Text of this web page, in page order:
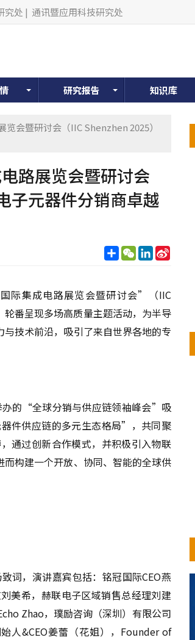
究处 | 通讯暨应用科技研究处
研究报告 知识库
会暨研讨会（IIC Shenzhen 2025）
路展览会暨研讨会
子元器件分销商卓越
分
享
WeChatLinkedIn
Sina
际集成电路展览会暨研讨会”（IIC
番呈现多场高质量主题活动，为半导
技术前沿，吸引了来自世界各地的专
办的“全球分销与供应链领袖峰会”吸
件供应链的多元生态格局”，共同聚
过创新合作模式，并积极引入物联
构建一个开放、协同、智能的全球供
词，演讲嘉宾包括：铭冠国际CEO燕
美希，赫联电子区域销售总经理刘建
Zhao，璞励咨询（深圳）有限公司
人&CEO姜蕾（花姐），Founder of